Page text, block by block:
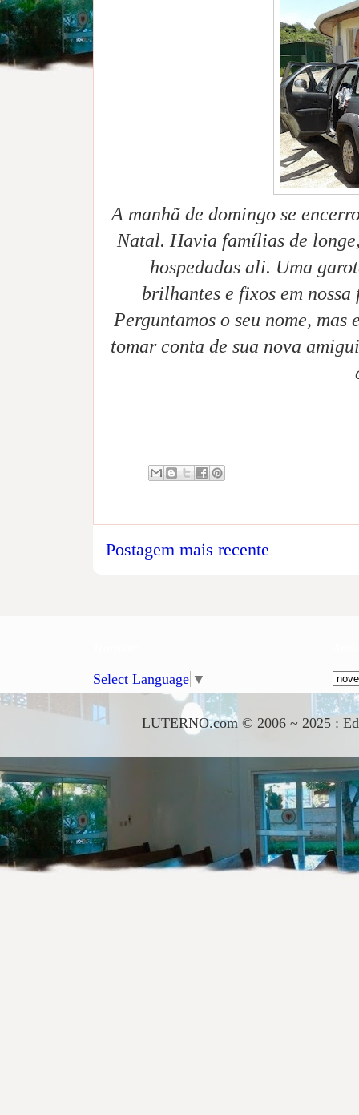
A manhã de domingo se
Natal. Havia famílias de
hospedadas ali. Uma
brilhantes e fixos em
Perguntamos o seu nome,
tomar conta de sua nova
Postagem mais recente
Select Language ▼
LUTERNO.com © 2006 ~ 2025 :